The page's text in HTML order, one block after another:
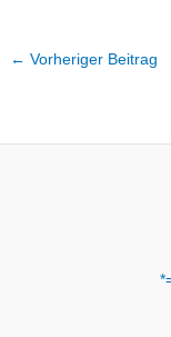
← Vorheriger Beitrag